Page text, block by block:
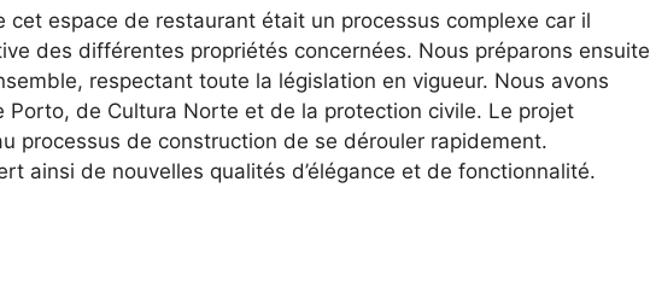
cet espace de restaurant était un processus complexe car il
des différentes propriétés concernées. Nous préparons ensuite
respectant toute la législation en vigueur. Nous avons
Porto, de Cultura Norte et de la protection civile. Le projet
processus de construction de se dérouler rapidement.
ainsi de nouvelles qualités d’élégance et de fonctionnalité.